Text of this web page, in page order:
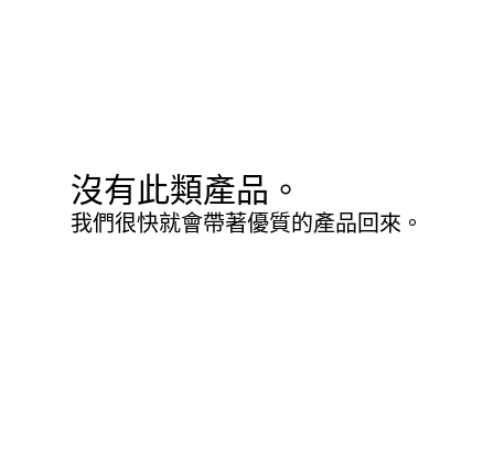
沒有此類產品。
我們很快就會帶著優質的產品回來。